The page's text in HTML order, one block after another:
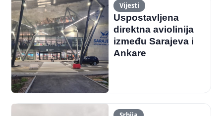
Vijesti
Uspostavljena
direktna aviolinija
između Sarajeva i
Ankare